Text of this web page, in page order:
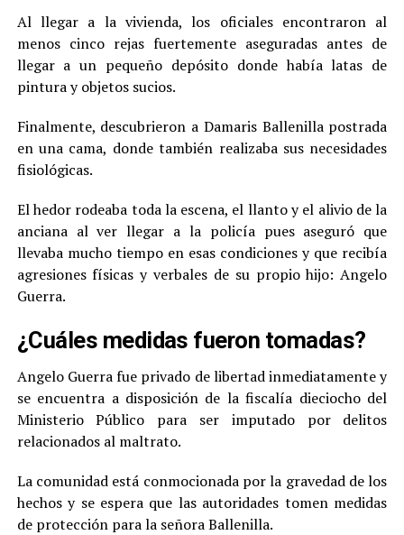
Al llegar a la vivienda, los oficiales encontraron al
menos cinco rejas fuertemente aseguradas antes de
llegar a un pequeño depósito donde había latas de
pintura y objetos sucios.
Finalmente, descubrieron a Damaris Ballenilla postrada
en una cama, donde también realizaba sus necesidades
fisiológicas.
El hedor rodeaba toda la escena, el llanto y el alivio de la
anciana al ver llegar a la policía pues aseguró que
llevaba mucho tiempo en esas condiciones y que recibía
agresiones físicas y verbales de su propio hijo: Angelo
Guerra.
¿Cuáles medidas fueron tomadas?
Angelo Guerra fue privado de libertad inmediatamente y
se encuentra a disposición de la fiscalía dieciocho del
Ministerio Público para ser imputado por delitos
relacionados al maltrato.
La comunidad está conmocionada por la gravedad de los
hechos y se espera que las autoridades tomen medidas
de protección para la señora Ballenilla.